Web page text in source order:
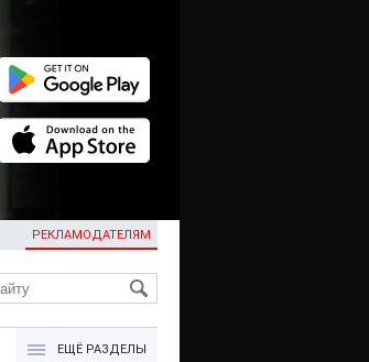
РЕКЛАМОДАТЕЛЯМ
KG
ЕЩЁ РАЗДЕЛЫ